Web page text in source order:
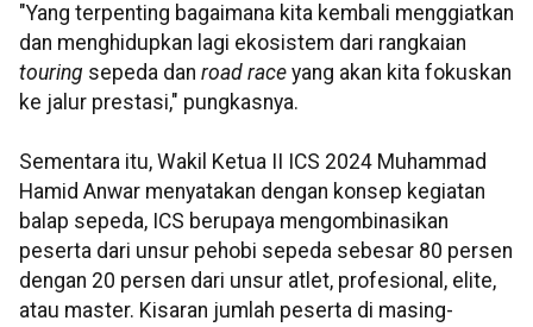
"Yang terpenting bagaimana kita kembali menggiatkan
dan menghidupkan lagi ekosistem dari rangkaian
touring sepeda dan road race yang akan kita fokuskan
ke jalur prestasi," pungkasnya.
Sementara itu, Wakil Ketua II ICS 2024 Muhammad
Hamid Anwar menyatakan dengan konsep kegiatan
balap sepeda, ICS berupaya mengombinasikan
peserta dari unsur pehobi sepeda sebesar 80 persen
dengan 20 persen dari unsur atlet, profesional, elite,
atau master. Kisaran jumlah peserta di masing-